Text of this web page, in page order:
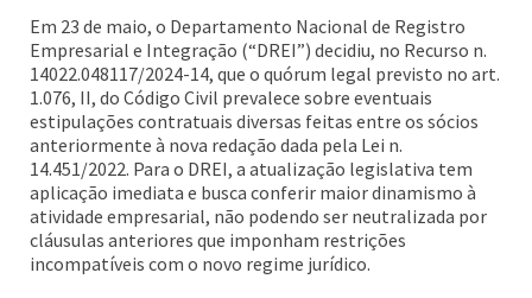
Em 23 de maio, o Departamento Nacional de Registro
Empresarial e Integração (“DREI”) decidiu, no Recurso n.
14022.048117/2024-14, que o quórum legal previsto no art.
1.076, II, do Código Civil prevalece sobre eventuais
estipulações contratuais diversas feitas entre os sócios
anteriormente à nova redação dada pela Lei n.
14.451/2022. Para o DREI, a atualização legislativa tem
aplicação imediata e busca conferir maior dinamismo à
atividade empresarial, não podendo ser neutralizada por
cláusulas anteriores que imponham restrições
incompatíveis com o novo regime jurídico.